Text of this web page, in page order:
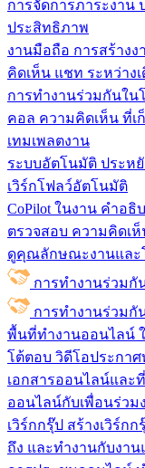
การจัดการภาระงาน
ประสิทธิภาพ
งานมือถือ การสร้าง
คิดเห็น แชท ระหว่าง
การทำงานร่วมกันใน
คอล ความคิดเห็น ที่เ
เทมเพลตงาน
ระบบอัตโนมัติ ประห
เวิร์กโฟลว์อัตโนมัติ
CoPilot ในงาน คำอธิ
ตรวจสอบ ความคิดเ
ดูคุณลักษณะงานและ
การทำงานร่วมกั
การทำงานร่วมกั
พื้นที่ทำงานออนไลน์
โต้ตอบ วิดีโอประกา
เอกสารออนไลน์และ
ออนไลน์กับเพื่อนร่วม
เวิร์กกรุ๊ป สร้างเวิร์ก
ถึง และทำงานกับงาน